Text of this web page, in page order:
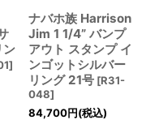
ン
]
ナバホ族 Harrison
Jim 1 1/4” バンプ
アウト スタンプ イ
ンゴットシルバー
リング 21号 [R31-
048]
84,700円(税込)